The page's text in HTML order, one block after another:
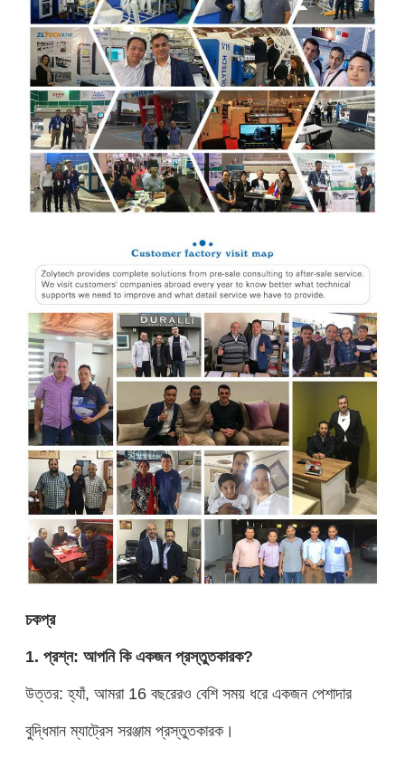
চকপ্র
1. প্রশ্ন: আপনি কি একজন প্রস্তুতকারক?
উত্তর: হ্যাঁ, আমরা 16 বছরেরও বেশি সময় ধরে একজন পেশাদার
বুদ্ধিমান ম্যাট্রেস সরঞ্জাম প্রস্তুতকারক।